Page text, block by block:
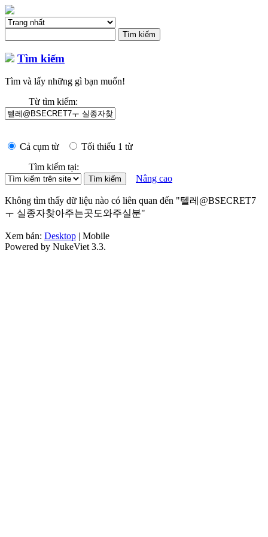
Tìm kiếm
Tìm và lấy những gì bạn muốn!
Từ tìm kiếm:
Cả cụm từ
Tối thiểu 1 từ
Tìm kiếm tại:
Nâng cao
Không tìm thấy dữ liệu nào có liên quan đến "텔레@BSECRET7
ㅜ 실종자찾아주는곳도와주실분"
Xem bản: Desktop | Mobile
Powered by NukeViet 3.3.